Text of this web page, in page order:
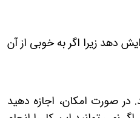
دهد زیرا اگر به خوبی از آن
صورت امکان، اجازه دهید